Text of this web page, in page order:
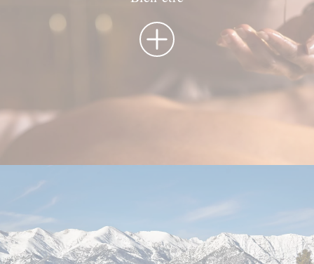
réservation et votre e-mail pour consulter
votre réservation et pouvoir l'annuler ou
Accès